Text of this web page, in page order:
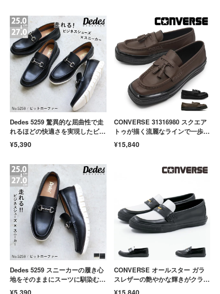
Dedes 5259 驚異的な屈曲性で走
れるほどの快適さを実現したビッ
トローファー 通勤 防滑 疲れにく
い
¥5,390
CONVERSE 31316980 スクエア
トゥが描く流麗なラインで一歩先
のお洒落を叶えるレザーローファ
ー レザー 黒 通勤
¥15,840
Dedes 5259 スニーカーの履き心
地をそのままにスーツに馴染むビ
ットローファー 通勤 レザー 黒
CONVERSE オールスター ガラ
スレザーの艶やかな輝きがクラス
感を底上げする大人ローファー